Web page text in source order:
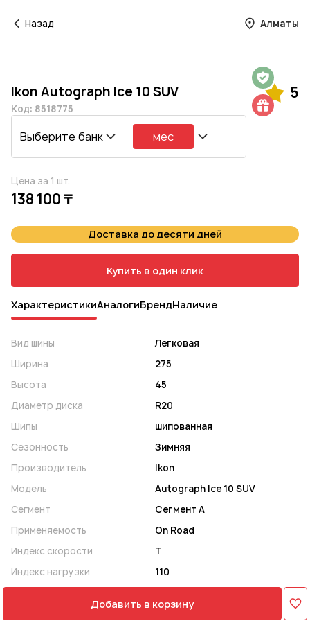
Назад Алматы
Ikon Autograph Ice 10 SUV 5
Код: 8518775
Выберите банк мес
Цена за 1 шт.
138 100 ₸
Доставка до десяти дней
Купить в один клик
ХарактеристикиАналогиБрендНаличие
Вид шины
Легковая
Ширина
275
Высота
45
Диаметр диска
R20
Шипы
шипованная
Сезонность
Зимняя
Производитель
Ikon
Модель
Autograph Ice 10 SUV
Сегмент
Сегмент A
Применяемость
On Road
Индекс скорости
T
Индекс нагрузки
110
Добавить в корзину